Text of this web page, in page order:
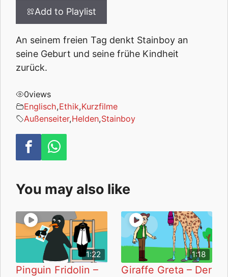
Add to Playlist
An seinem freien Tag denkt Stainboy an
seine Geburt und seine frühe Kindheit
zurück.
0views
Englisch,Ethik,Kurzfilme
Außenseiter,Helden,Stainboy
You may also like
1:22
Pinguin Fridolin –
1:18
Giraffe Greta – Der